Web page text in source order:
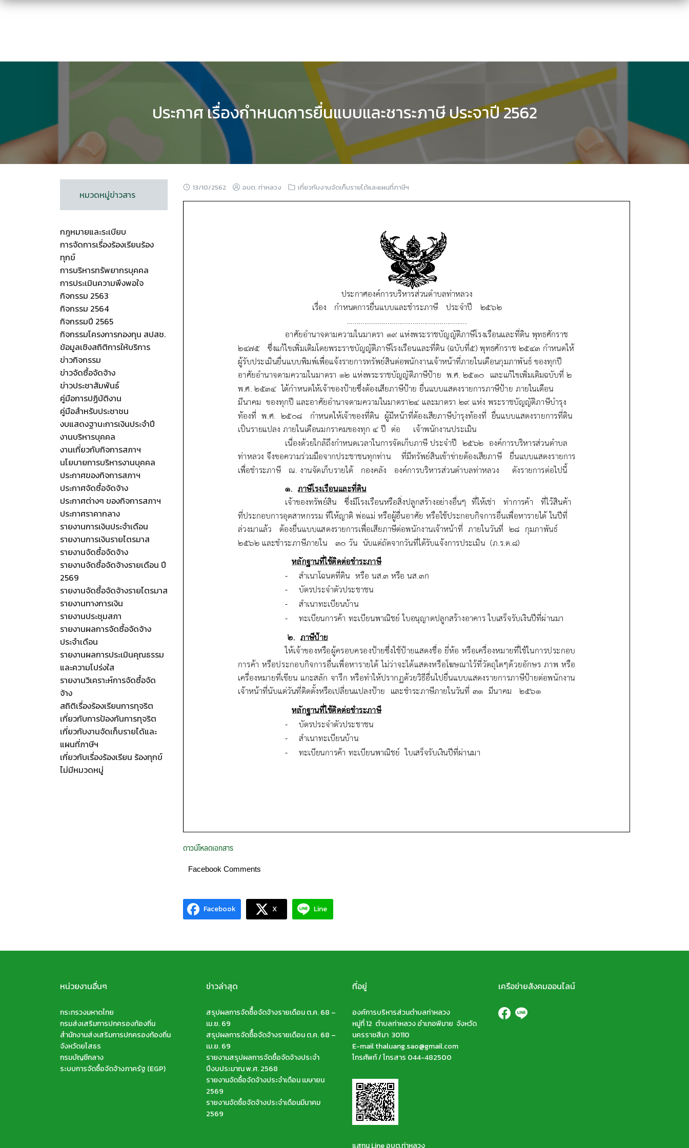
Skip
Search
for:
Search
ประกาศ เรื่องกำหนดการยื่นแบบและชาระภาษี ประจาปี 2562
13/10/2562 อบต. ท่าหลวง เกี่ยวกับงานจัดเก็บรายได้และแผนที่ภาษีฯ
ดาวน์โหลดเอกสาร
Facebook Comments
Facebook X Line
หมวดหมู่ข่าวสาร
กฎหมายและระเบียบ
การจัดการเรื่องร้องเรียนร้อง
ทุกข์
การบริหารทรัพยากรบุคคล
การประเมินความพึงพอใจ
กิจกรรม 2563
กิจกรรม 2564
กิจกรรมปี 2565
กิจกรรมโครงการกองทุน สปสช.
ข้อมูลเชิงสถิติการให้บริการ
ข่าวกิจกรรม
ข่าวจัดซื้อจัดจ้าง
ข่าวประชาสัมพันธ์
คู่มือการปฏิบัติงาน
คู่มือสำหรับประชาชน
งบแสดงฐานะการเงินประจำปี
งานบริหารบุคคล
งานเกี่ยวกับกิจการสภาฯ
นโยบายการบริหารงานบุคคล
ประกาศของกิจการสภาฯ
ประกาศจัดซื้อจัดจ้าง
ประกาศต่างๆ ของกิจการสภาฯ
ประกาศราคากลาง
รายงานการเงินประจำเดือน
รายงานการเงินรายไตรมาส
รายงานจัดซื้อจัดจ้าง
รายงานจัดซื้อจัดจ้างรายเดือน ปี
2569
รายงานจัดซื้อจัดจ้างรายไตรมาส
รายงานทางการเงิน
รายงานประชุมสภา
รายงานผลการจัดซื้อจัดจ้าง
ประจำเดือน
รายงานผลการประเมินคุณธรรม
และความโปร่งใส
รายงานวิเคราะห์การจัดซื้อจัด
จ้าง
สถิติเรื่องร้องเรียนการทุจริต
เกี่ยวกับการป้องกันการทุจริต
เกี่ยวกับงานจัดเก็บรายได้และ
แผนที่ภาษีฯ
เกี่ยวกับเรื่องร้องเรียน ร้องทุกข์
ไม่มีหมวดหมู่
หน่วยงานอื่นๆ
กระทรวงมหาดไทย
กรมส่งเสริมการปกครองท้องถิ่น
สำนักงานส่งเสริมการปกครองท้องถิ่น
จังหวัดยโสธร
กรมบัญชีกลาง
ระบบการจัดซื้อจัดจ้างภาครัฐ (EGP)
ข่าวล่าสุด
สรุปผลการจัดซืื้อจัดจ้างรายเดือน ต.ค. 68 –
เม.ย. 69
สรุปผลการจัดซืื้อจัดจ้างรายเดือน ต.ค. 68 –
เม.ย. 69
รายงานสรุปผลการจัดซื้อจัดจ้างประจำ
ปีงบประมาณ พ.ศ. 2568
รายงานจัดซื้อจัดจ้างประจำเดือน เมษายน
2569
รายงานจัดซื้อจัดจ้างประจำเดือนมีนาคม
2569
ที่อยู่
องค์การบริหารส่วนตำบลท่าหลวง
หมู่ที่ 12 ตำบลท่าหลวง อำเภอพิมาย จังหวัด
นครราชสีมา 30110
E-mail thaluang.sao@gmail.com
โทรศัพท์ / โทรสาร 044-482500
เครือข่ายสังคมออนไลน์